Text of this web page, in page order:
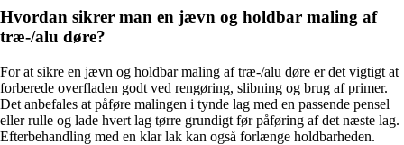
Hvordan sikrer man en jævn og holdbar maling af
træ-/alu døre?
For at sikre en jævn og holdbar maling af træ-/alu døre er det vigtigt at
forberede overfladen godt ved rengøring, slibning og brug af primer.
Det anbefales at påføre malingen i tynde lag med en passende pensel
eller rulle og lade hvert lag tørre grundigt før påføring af det næste lag.
Efterbehandling med en klar lak kan også forlænge holdbarheden.